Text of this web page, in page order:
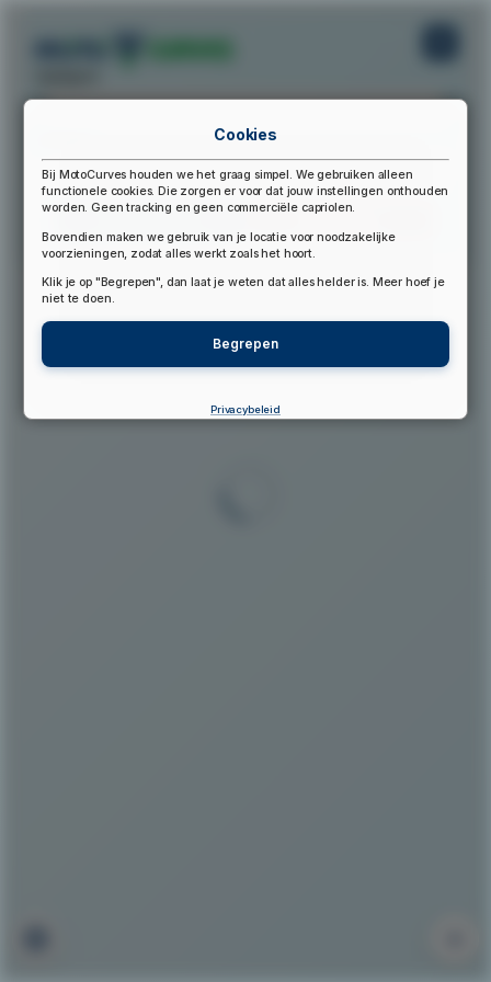
▲
Cookies
Bij MotoCurves houden we het graag simpel. We gebruiken alleen
functionele cookies. Die zorgen er voor dat jouw instellingen onthouden
worden. Geen tracking en geen commerciële capriolen.
Bovendien maken we gebruik van je locatie voor noodzakelijke
voorzieningen, zodat alles werkt zoals het hoort.
Klik je op "Begrepen", dan laat je weten dat alles helder is. Meer hoef je
niet te doen.
Begrepen
Privacybeleid